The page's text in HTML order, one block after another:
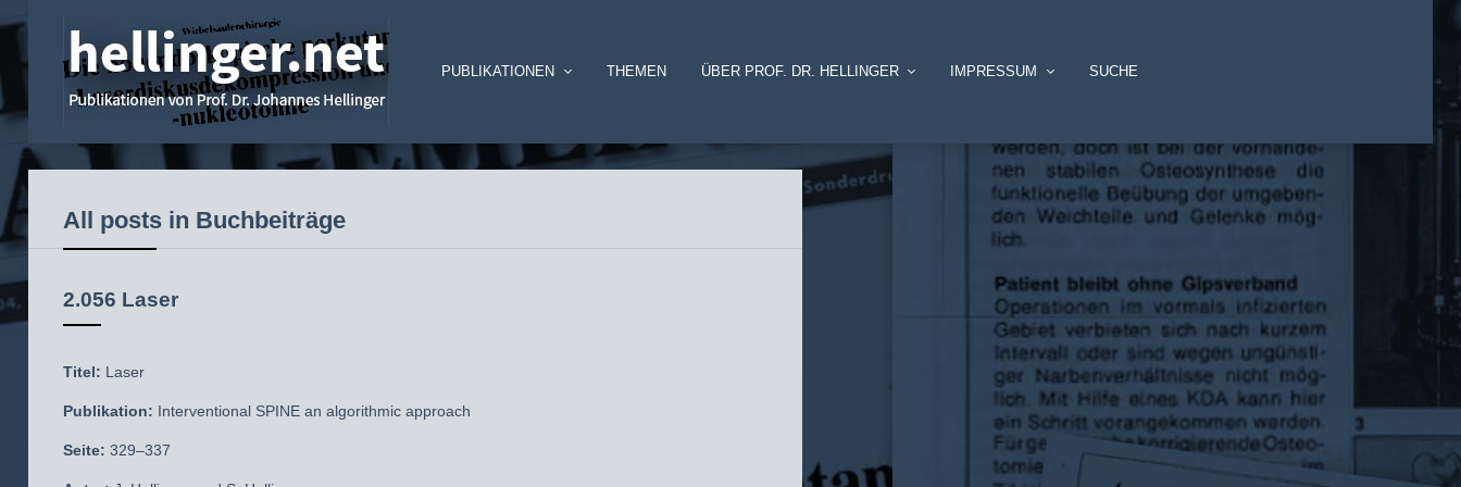
PUBLIKATIONEN THEMEN ÜBER PROF. DR. HELLINGER IMPRESSUM SUCHE
All posts in Buchbeiträge
2.056 Laser
Titel: Laser
Publikation: Interventional SPINE an algorithmic approach
Seite: 329–337